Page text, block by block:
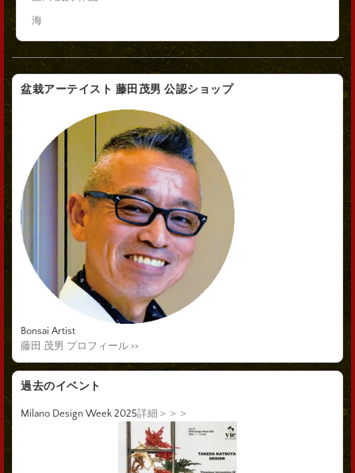
海
盆栽アーテイスト 藤田茂男 公認ショップ
Bonsai Artist
藤田 茂男 プロフィール >>
過去のイベント
Milano Design Week 2025詳細＞＞＞